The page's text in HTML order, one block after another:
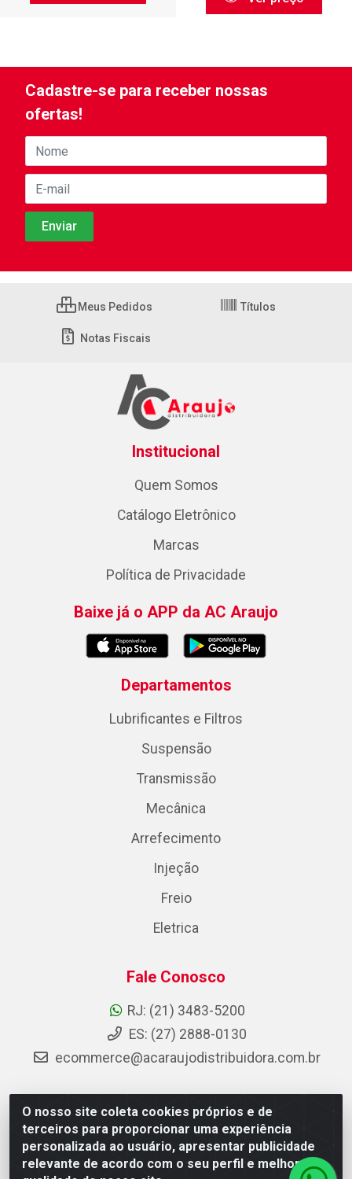
O nosso site coleta cookies próprios e de
terceiros para proporcionar uma experiência
personalizada ao usuário, apresentar publicidade
relevante de acordo com o seu perfil e melhorar a
Cadastre-se para receber nossas
ofertas!
Meus Pedidos Títulos
Notas Fiscais
Institucional
Quem Somos
Catálogo Eletrônico
Marcas
Política de Privacidade
Baixe já o APP da AC Araujo
Departamentos
Lubrificantes e Filtros
Suspensão
Transmissão
Mecânica
Arrefecimento
Injeção
Freio
Eletrica
Fale Conosco
RJ: (21) 3483-5200
ES: (27) 2888-0130
ecommerce@acaraujodistribuidora.com.br
AC Araujo Distribuidora - Rua Carneiro de Campos, 42 -
São Cristóvão, Rio de Janeiro/RJ - CEP 20.920-410 -
CNPJ 08.744.753/0003-85